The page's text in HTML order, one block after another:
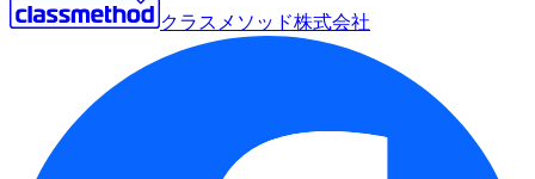
クラスメソッド株式会社